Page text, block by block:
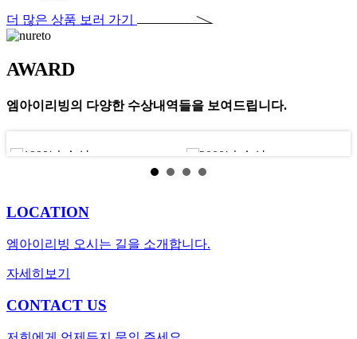
더 많은 상품 보러 가기
AWARD
엠아이리빙의 다양한 수상내역들을 보여드립니다.
LOCATION
엠아이리빙 오시는 길을 소개합니다.
자세히보기
CONTACT US